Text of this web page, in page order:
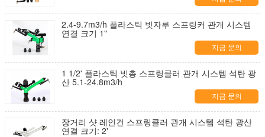
2.4-9.7m3/h 플라스틱 빗자루 스프링커 관개 시스템
연결 크기 1"
지금 문의
1 1/2' 플라스틱 빗총 스프링클러 관개 시스템 석탄 광
산 5.1-24.8m3/h
지금 문의
장거리 샷 레인건 스프링클러 관개 시스템 석탄 광산
연결 크기: 2'